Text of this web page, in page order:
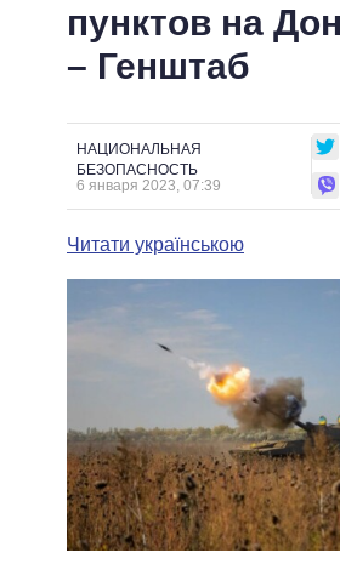
ОБЗОРЫ
ДАЙДЖЕСТЫ
ПРЕЗИДЕНТ И ОФИС
ВЕРХОВНАЯ РАДА
ГЛАВЫ
МЭРЫ
ВСЕ ПЕРСОНЫ
ВИДЕО
СРАВНЕНИЕ
пунктов на
– Генштаб
НАЦИОНАЛЬНАЯ
БЕЗОПАСНОСТЬ
6 января 2023, 07:39
Читати українською